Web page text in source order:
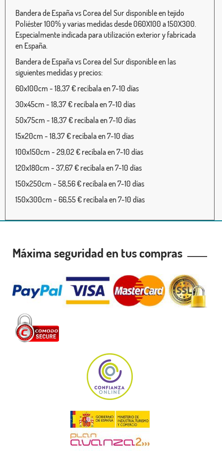
Bandera de España vs Corea del Sur disponible en tejido
Poliéster 100% y varias medidas desde 060X100 a 150X300.
Especialmente indicada para utilización exterior y fabricada
en España.
Bandera de España vs Corea del Sur disponible en las
siguientes medidas y precios:
60x100cm - 18,37 € recíbala en 7-10 días
30x45cm - 18,37 € recíbala en 7-10 días
50x75cm - 18,37 € recíbala en 7-10 días
15x20cm - 18,37 € recíbala en 7-10 días
100x150cm - 29,02 € recíbala en 7-10 días
120x180cm - 37,67 € recíbala en 7-10 días
150x250cm - 58,56 € recíbala en 7-10 días
150x300cm - 66,55 € recíbala en 7-10 días
Máxima seguridad en tus compras